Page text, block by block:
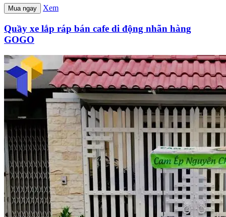
Mua ngay Xem
Quầy xe lắp ráp bán cafe di động nhãn hàng
GOGO